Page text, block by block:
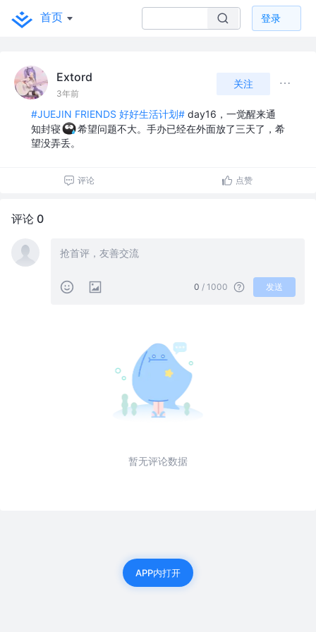
首页 登录
Extord
3年前
关注
#JUEJIN FRIENDS 好好生活计划# day16，一觉醒来通
知封寝
希望问题不大。手办已经在外面放了三天了，希
望没弄丢。
评论 点赞
评论 0
0 / 1000 发送
暂无评论数据
APP内打开